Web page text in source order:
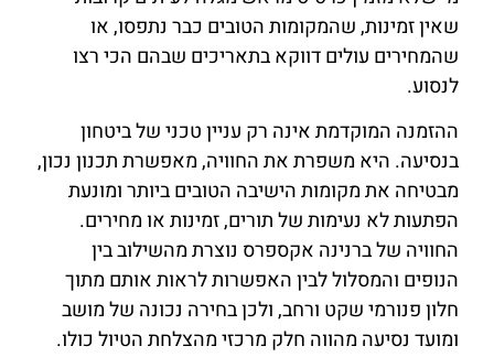
שאין זמינות, שהמקומות הטובים כבר נתפסו, או
שהמחירים עולים דווקא בתאריכים שבהם הכי רצו
לנסוע.
ההזמנה המוקדמת אינה רק עניין טכני של ביטחון
בנסיעה. היא משפרת את החוויה, מאפשרת תכנון נכון,
מבטיחה את מקומות הישיבה הטובים ביותר ומונעת
הפתעות לא נעימות של תורים, זמינות או מחירים.
החוויה של ברנינה אקספרס נוצרת מהשילוב בין
הנופים והמסלול לבין האפשרות לראות אותם מתוך
חלון פנורמי שקט ורחב, ולכן בחירה נכונה של מושב
ומועד נסיעה מהווה חלק מרכזי מהצלחת הטיול כולו.